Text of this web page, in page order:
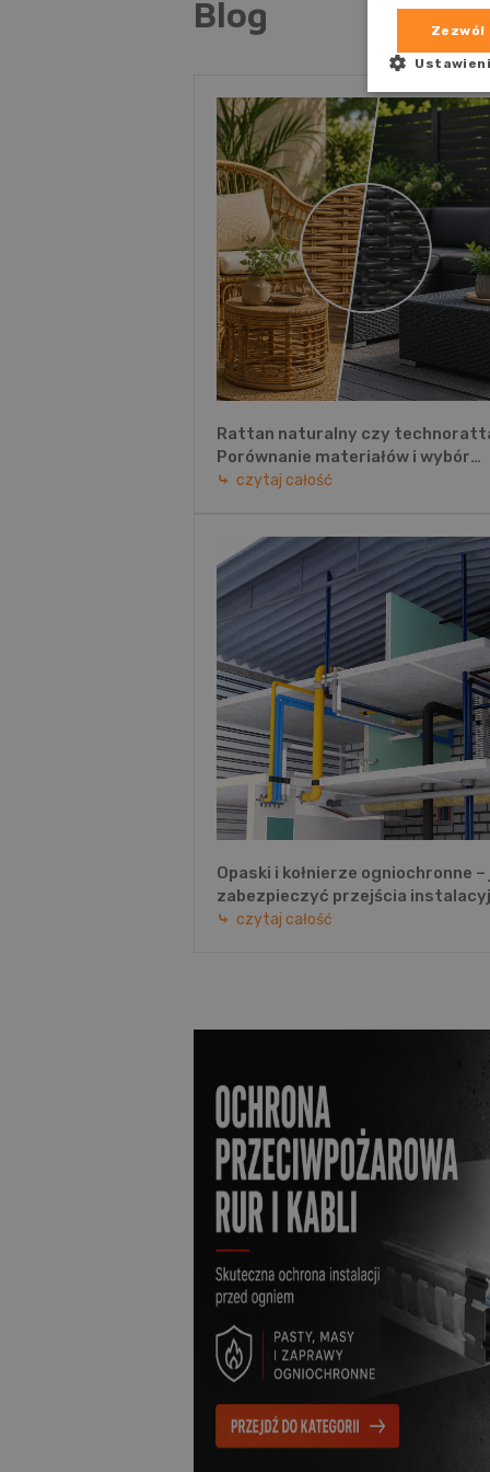
Blog
Rattan naturalny czy
Porównanie materiałów i wybór
idealnych mebli ogrodowych
czytaj całość
Opaski i kołnierze ogniochronne –
zabezpieczyć przejścia
czytaj całość
Zezwól